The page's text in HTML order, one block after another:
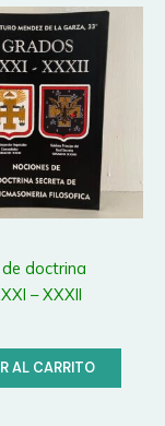
doctrina
– XXXII
AL CARRITO